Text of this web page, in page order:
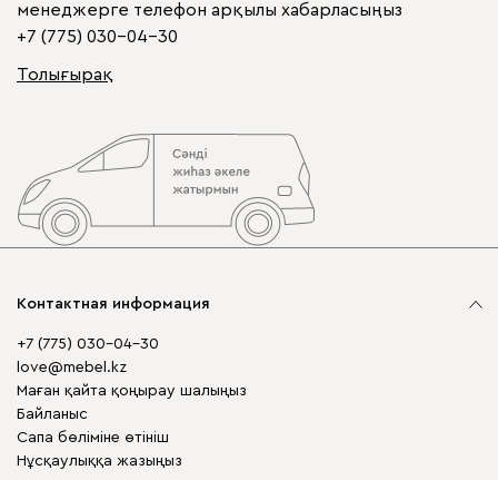
менеджерге телефон арқылы хабарласыңыз
+7 (775) 030-04-30
Толығырақ
Контактная информация
+7 (775) 030-04-30
love@mebel.kz
Маған қайта қоңырау шалыңыз
Байланыс
Сапа бөліміне өтініш
Нұсқаулыққа жазыңыз